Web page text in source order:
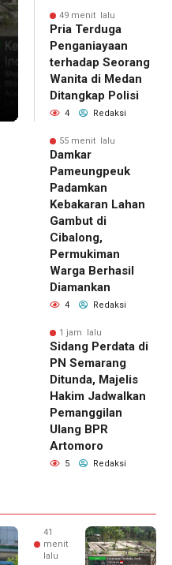
49 menit lalu
Pria Terduga
Penganiayaan
terhadap Seorang
Wanita di Medan
Ditangkap Polisi
4 Redaksi
55 menit lalu
Damkar
Pameungpeuk
Padamkan
Kebakaran Lahan
Gambut di
Cibalong,
Permukiman
Warga Berhasil
Diamankan
4 Redaksi
1 jam lalu
Sidang Perdata di
PN Semarang
Ditunda, Majelis
Hakim Jadwalkan
Pemanggilan
Ulang BPR
Artomoro
5 Redaksi
41
menit
lalu